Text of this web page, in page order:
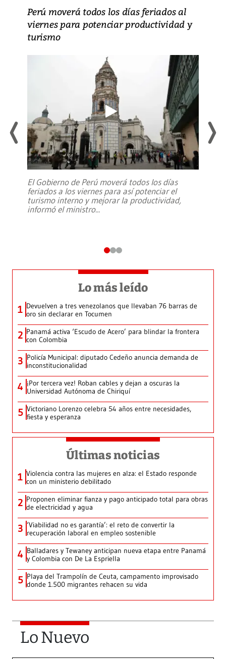
Perú moverá todos los días feriados al
viernes para potenciar productividad y
turismo
El Gobierno de Perú moverá todos los días
feriados a los viernes para así potenciar el
turismo interno y mejorar la productividad,
informó el ministro...
Lo más leído
1 Devuelven a tres venezolanos que llevaban 76 barras de
oro sin declarar en Tocumen
2 Panamá activa ‘Escudo de Acero’ para blindar la frontera
con Colombia
3 Policía Municipal: diputado Cedeño anuncia demanda de
inconstitucionalidad
4 ¡Por tercera vez! Roban cables y dejan a oscuras la
Universidad Autónoma de Chiriquí
5 Victoriano Lorenzo celebra 54 años entre necesidades,
fiesta y esperanza
Últimas noticias
1 Violencia contra las mujeres en alza: el Estado responde
con un ministerio debilitado
2 Proponen eliminar fianza y pago anticipado total para obras
de electricidad y agua
3 ‘Viabilidad no es garantía’: el reto de convertir la
recuperación laboral en empleo sostenible
4 Balladares y Tewaney anticipan nueva etapa entre Panamá
y Colombia con De La Espriella
5 Playa del Trampolín de Ceuta, campamento improvisado
donde 1.500 migrantes rehacen su vida
Lo Nuevo